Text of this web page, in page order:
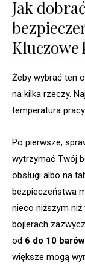
Jak
Żeby wybrać ten
na kilka rzeczy.
temperatura pracy.
Po pierwsze,
wytrzymać Twój
obsługi albo na
bezpieczeństwa
nieco niższym
bojlerach
od 6 do 10 barów
większe mogą